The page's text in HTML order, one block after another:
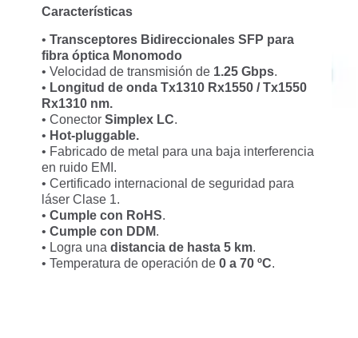
Características
• Transceptores Bidireccionales SFP para
fibra óptica Monomodo
• Velocidad de transmisión de 1.25 Gbps.
• Longitud de onda Tx1310 Rx1550 / Tx1550
Rx1310 nm.
• Conector Simplex LC.
• Hot-pluggable.
• Fabricado de metal para una baja interferencia
en ruido EMI.
• Certificado internacional de seguridad para
láser Clase 1.
• Cumple con RoHS.
• Cumple con DDM.
• Logra una distancia de hasta 5 km.
• Temperatura de operación de 0 a 70 ºC.